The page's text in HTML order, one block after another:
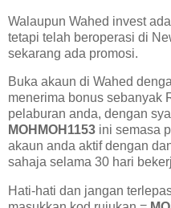
Walaupun Wahed invest
tetapi telah beroperasi di
sekarang ada promosi.
Buka akaun di Wahed
menerima bonus sebanyak
pelaburan anda, dengan
MOHMOH1153 ini semasa
akaun anda aktif dengan
sahaja selama 30 hari
Hati-hati dan jangan